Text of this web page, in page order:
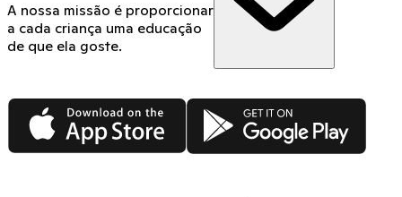
A nossa missão é proporcionar
a cada criança uma educação
de que ela goste.
App Store Google Play